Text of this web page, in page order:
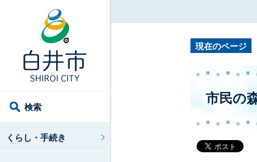
検索
くらし・手続き
現在のページ
市民の